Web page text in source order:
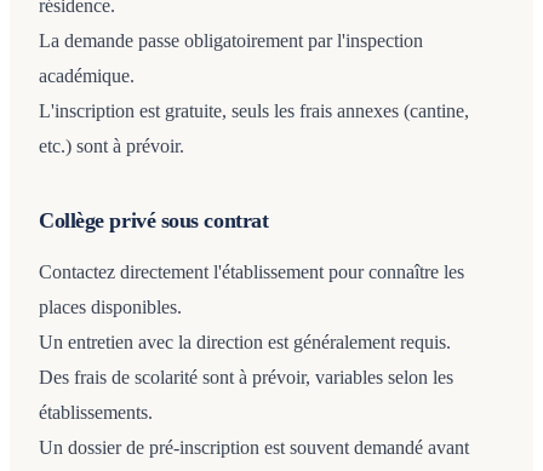
résidence.
La demande passe obligatoirement par l'inspection
académique.
L'inscription est gratuite, seuls les frais annexes (cantine,
etc.) sont à prévoir.
Collège privé sous contrat
Contactez directement l'établissement pour connaître les
places disponibles.
Un entretien avec la direction est généralement requis.
Des frais de scolarité sont à prévoir, variables selon les
établissements.
Un dossier de pré-inscription est souvent demandé avant